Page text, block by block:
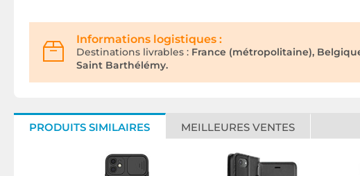
Informations logistiques :
Destinations livrables : France (métropolitaine),
Saint Barthélémy.
PRODUITS SIMILAIRES MEILLEURES VENTES